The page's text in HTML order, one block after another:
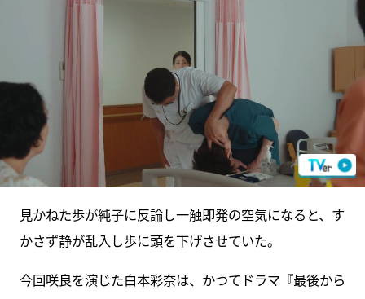
見かねた歩が純子に反論し一触即発の空気になると、す
かさず静が乱入し歩に頭を下げさせていた。
今回咲良を演じた白本彩奈は、かつてドラマ『最後から